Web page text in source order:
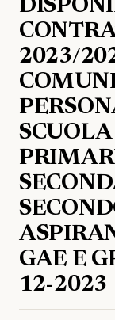
2023/
GAE E
12-2023